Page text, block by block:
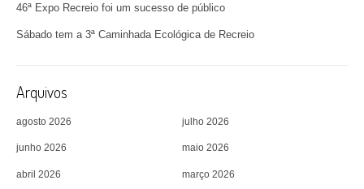
46ª Expo Recreio foi um sucesso de público
Sábado tem a 3ª Caminhada Ecológica de Recreio
Arquivos
agosto 2026 julho 2026
junho 2026 maio 2026
abril 2026 março 2026